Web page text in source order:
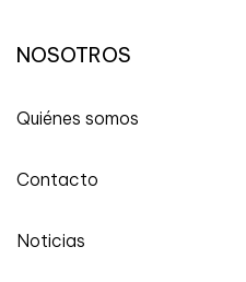
NOSOTROS
Quiénes somos
Contacto
Noticias